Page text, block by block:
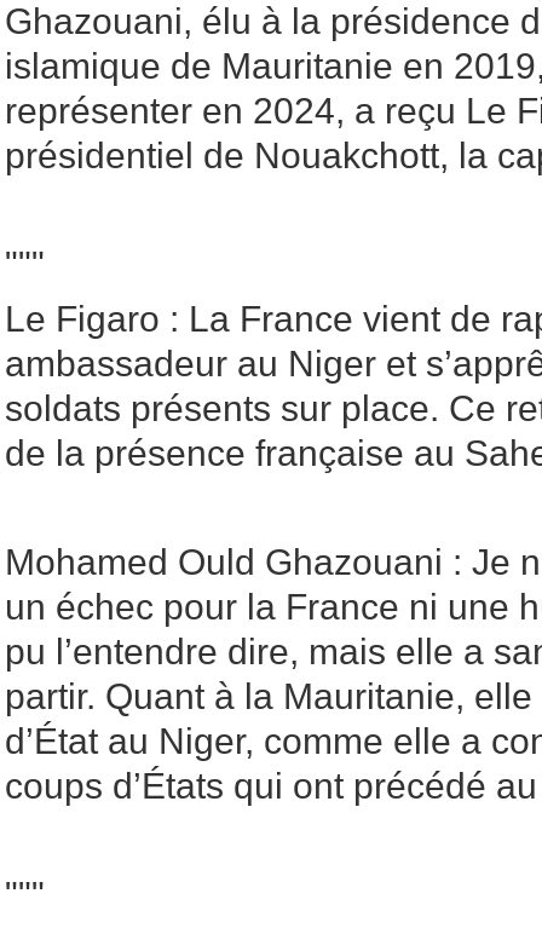
Ghazouani, élu à la présidence
islamique de Mauritanie en
représenter en 2024, a reçu Le
présidentiel de Nouakchott, la
"""
Le Figaro : La France vient de
ambassadeur au Niger et
soldats présents sur place. Ce
de la présence française au
Mohamed Ould Ghazouani : Je
un échec pour la France ni une
pu l’entendre dire, mais elle a
partir. Quant à la Mauritanie,
d’État au Niger, comme elle a
coups d’États qui ont précédé
"""